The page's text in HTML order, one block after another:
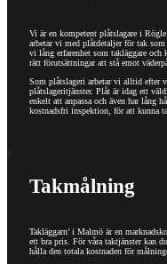
Vi är en kompetent plåtslagare i
arbetar vi med plåtdetaljer för tak
vi lång erfarenhet som takläggare
rätt förutsättningar att stå emot
Som plåtslageri arbetar vi alltid efter
plåtslageritjänster. Plåt är idag ett
enkelt att anpassa och även har lång
kostnadsfri inspektion, för att kunna
Takmålning
Takläggarn’ i Malmö är en
ett bra pris. För våra taktjänster kan
hålla den totala kostnaden för